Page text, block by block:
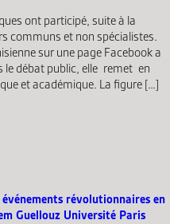
ont participé, suite à la
communs et non spécialistes.
sur une page Facebook a
le débat public, elle remet en
et académique. La figure […]
révolutionnaires en
Guellouz Université Paris